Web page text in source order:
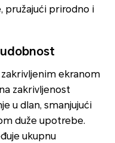
pružajući prirodno i
ekranom
zakrivljenost
u dlan, smanjujući
duže upotrebe.
ukupnu